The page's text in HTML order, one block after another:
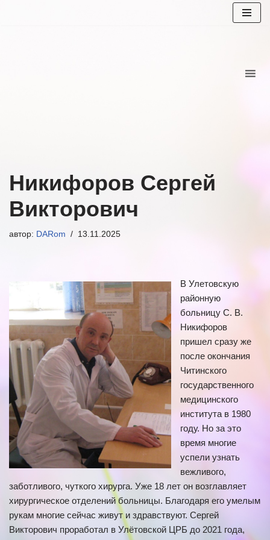
Никифоров Сергей
Викторович
автор: DARom 13.11.2025
В Улетовскую
районную
больницу С. В.
Никифоров
пришел сразу же
после окончания
Читинского
государственного
медицинского
института в 1980
году. Но за это
время многие
успели узнать
вежливого,
заботливого, чуткого хирурга. Уже 18 лет он возглавляет
хирургическое отделений больницы. Благодаря его умелым
рукам многие сейчас живут и здравствуют. Сергей
Викторович проработал в Улётовской ЦРБ до 2021 года,